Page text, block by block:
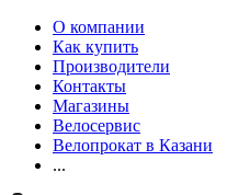
О компании
Как купить
Производители
Контакты
Магазины
Велосервис
Велопрокат в Казани
...